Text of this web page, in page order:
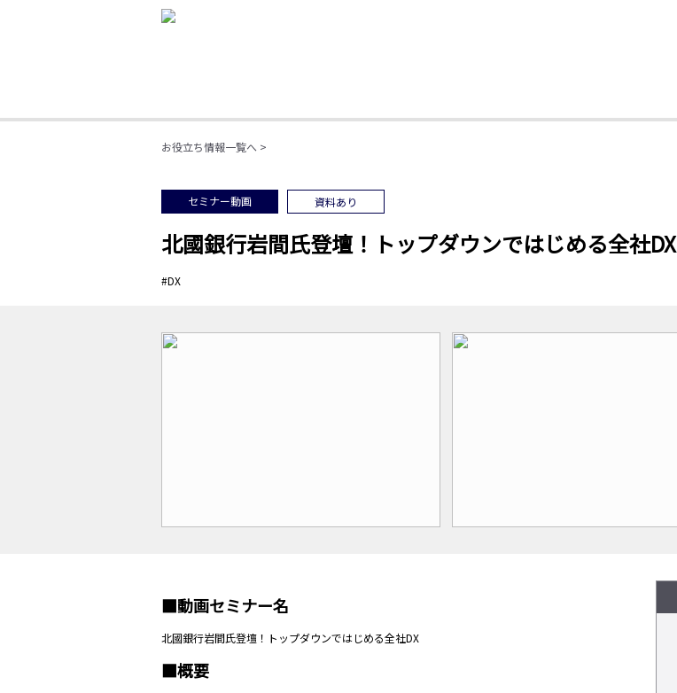
お役立ち情報一覧へ >
セミナー動画 資料あり
北國銀行岩間氏登壇！トップダウンではじめる全社DX
#DX
■動画セミナー名
北國銀行岩間氏登壇！トップダウンではじめる全社DX
■概要